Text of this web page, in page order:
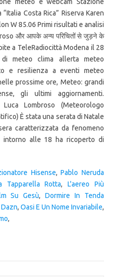
Hisense,Pablo Neruda
Tapparella Rotta,L'aereo Più
Su Gesù,Dormire In Tenda
, Oasi E Un Nome Invariabile,
,